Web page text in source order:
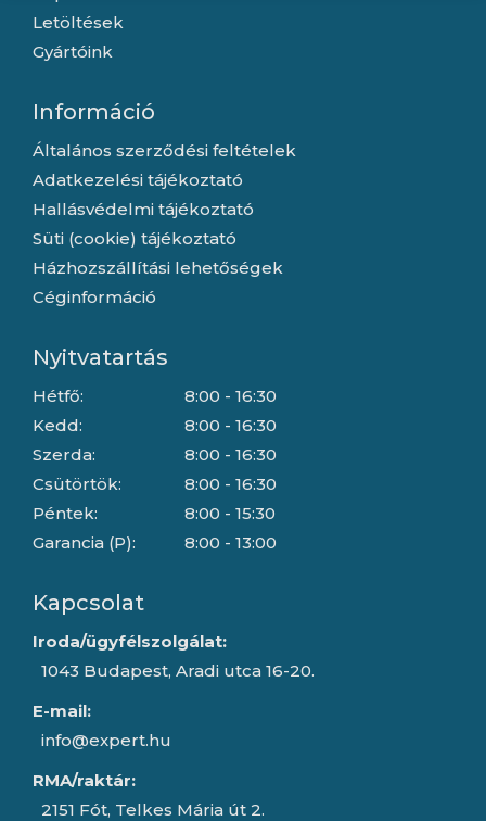
Letöltések
Gyártóink
Információ
Általános szerződési feltételek
Adatkezelési tájékoztató
Hallásvédelmi tájékoztató
Süti (cookie) tájékoztató
Házhozszállítási lehetőségek
Céginformáció
Nyitvatartás
Hétfő:
Kedd:
Szerda:
Csütörtök:
Péntek:
Garancia (P):
8:00 - 16:30
8:00 - 16:30
8:00 - 16:30
8:00 - 16:30
8:00 - 15:30
8:00 - 13:00
Kapcsolat
Iroda/ügyfélszolgálat:
1043 Budapest, Aradi utca 16-20.
E-mail:
info@expert.hu
RMA/raktár:
2151 Fót, Telkes Mária út 2.